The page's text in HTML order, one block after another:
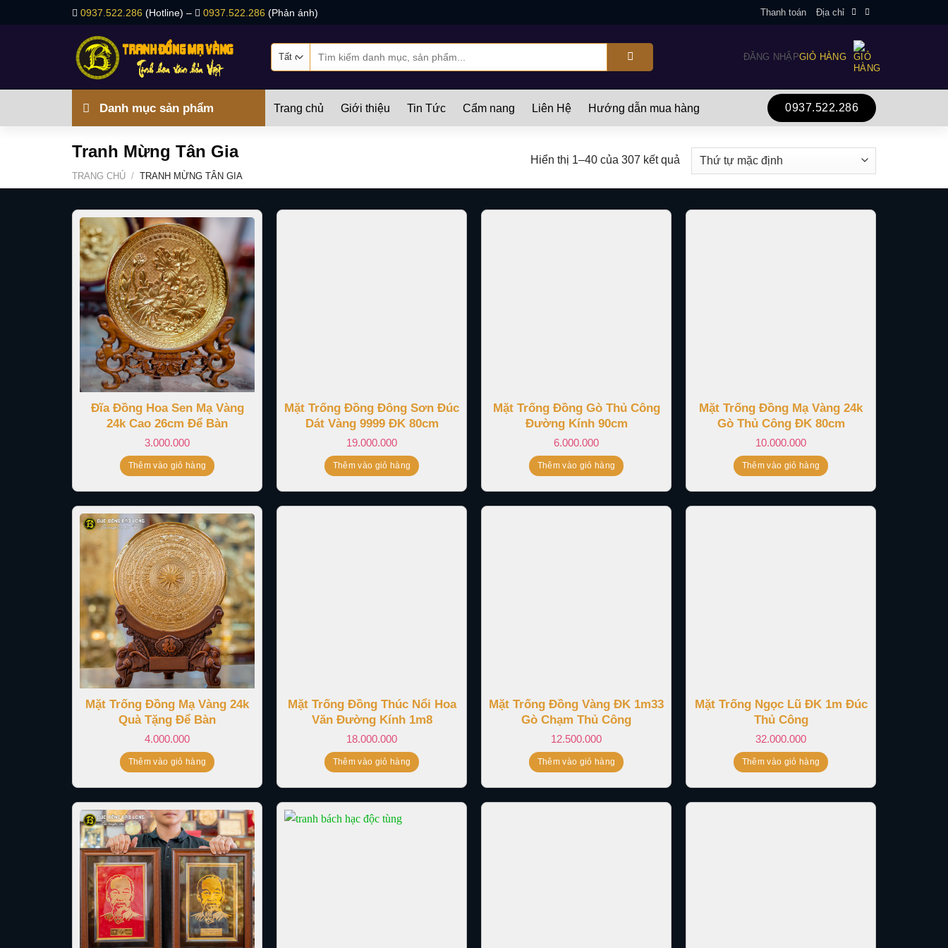
0937.522.286 (Hotline) – 0937.522.286 (Phản ánh) Thanh toán Địa chỉ
kiếm:
ĐĂNG NHẬPGIỎ HÀNG
Danh mục sản phẩm Trang chủ Giới thiệu Tin Tức Cẩm nang Liên Hệ Hướng dẫn mua hàng 0937.522.286
Tranh Mừng Tân Gia
TRANG CHỦ / TRANH MỪNG TÂN GIA
Hiển thị 1–40 của 307 kết quả
Đĩa Đồng Hoa Sen Mạ Vàng
24k Cao 26cm Để Bàn
3.000.000
Thêm vào giỏ hàng
Mặt Trống Đồng Đông Sơn Đúc
Dát Vàng 9999 ĐK 80cm
19.000.000
Thêm vào giỏ hàng
Mặt Trống Đồng Gò Thủ Công
Đường Kính 90cm
6.000.000
Thêm vào giỏ hàng
Mặt Trống Đồng Mạ Vàng 24k
Gò Thủ Công ĐK 80cm
10.000.000
Thêm vào giỏ hàng
Mặt Trống Đồng Mạ Vàng 24k
Quà Tặng Để Bàn
4.000.000
Thêm vào giỏ hàng
Mặt Trống Đồng Thúc Nổi Hoa
Văn Đường Kính 1m8
18.000.000
Thêm vào giỏ hàng
Mặt Trống Đồng Vàng ĐK 1m33
Gò Chạm Thủ Công
12.500.000
Thêm vào giỏ hàng
Mặt Trống Ngọc Lũ ĐK 1m Đúc
Thủ Công
32.000.000
Thêm vào giỏ hàng